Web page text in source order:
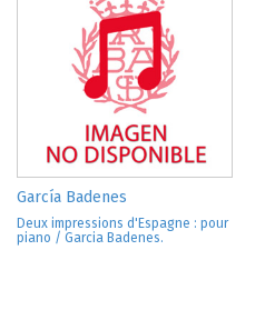
García Badenes
Deux impressions d'Espagne : pour
piano / Garcia Badenes.